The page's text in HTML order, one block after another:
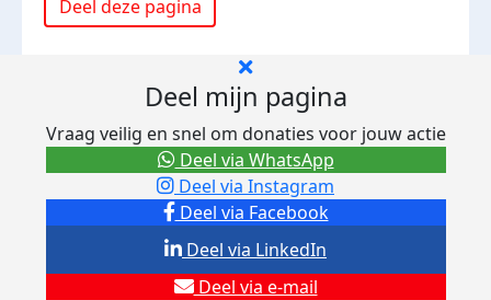
Deel deze pagina
Deel mijn pagina
Vraag veilig en snel om donaties voor jouw actie
Deel via Facebook
Deel via Instagram
Deel via e-mail
Deel via LinkedIn
Deel via WhatsApp